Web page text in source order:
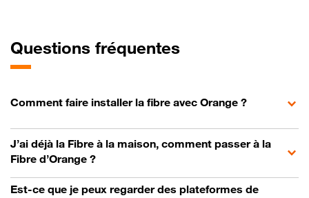
Questions fréquentes
Comment faire installer la fibre avec Orange ?
J’ai déjà la Fibre à la maison, comment passer à la
Fibre d’Orange ?
Est-ce que je peux regarder des plateformes de